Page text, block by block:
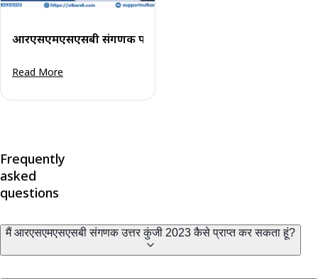
आरएसएमएसएसबी संगणक परिणाम 2023 घोषित: कट-ऑफ अंक
Read More
Frequently
asked
questions
मैं आरएसएमएसएसबी संगणक उत्तर कुंजी 2023 कैसे प्राप्त कर सकता हूं?